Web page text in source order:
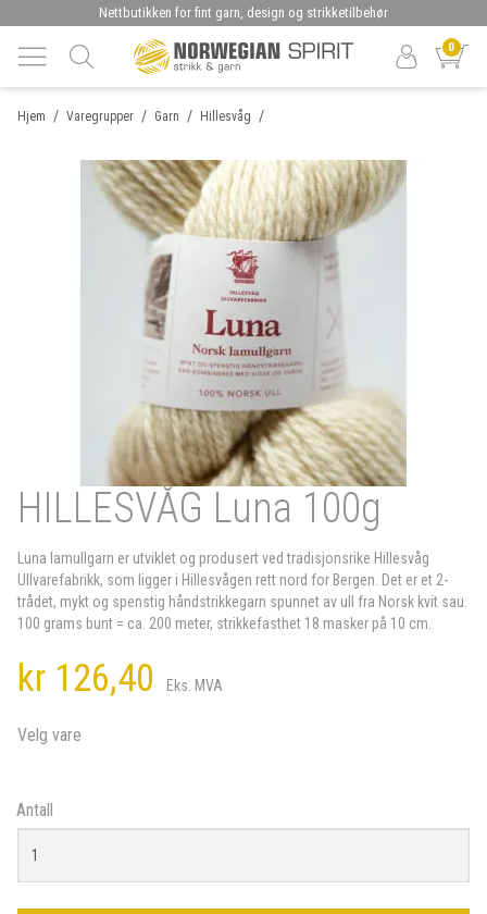
Nettbutikken for fint garn, design og strikketilbehør
0
/
Hjem /
Varegrupper /
Garn /
Hillesvåg
HILLESVÅG Luna 100g
Luna lamullgarn er utviklet og produsert ved tradisjonsrike Hillesvåg
Ullvarefabrikk, som ligger i Hillesvågen rett nord for Bergen. Det er et 2-
trådet, mykt og spenstig håndstrikkegarn spunnet av ull fra Norsk kvit sau.
100 grams bunt = ca. 200 meter, strikkefasthet 18 masker på 10 cm.
kr 126,40 Eks. MVA
Velg vare
Antall